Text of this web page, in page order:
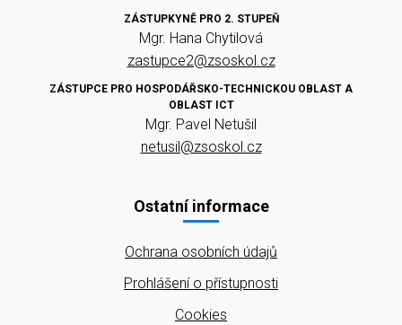
ZÁSTUPKYNĚ PRO 2. STUPEŇ
Mgr. Hana Chytilová
zastupce2@zsoskol.cz
ZÁSTUPCE PRO HOSPODÁŘSKO-TECHNICKOU OBLAST A
OBLAST ICT
Mgr. Pavel Netušil
netusil@zsoskol.cz
Ostatní informace
Ochrana osobních údajů
Prohlášení o přístupnosti
Cookies